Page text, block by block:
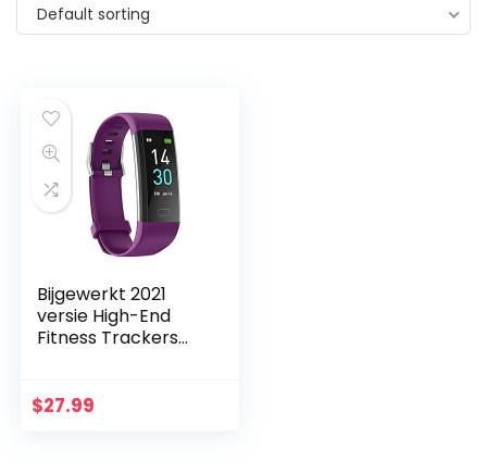
Default sorting
Bijgewerkt 2021
versie High-End
Fitness Trackers
hartslagmeter,
$27.99